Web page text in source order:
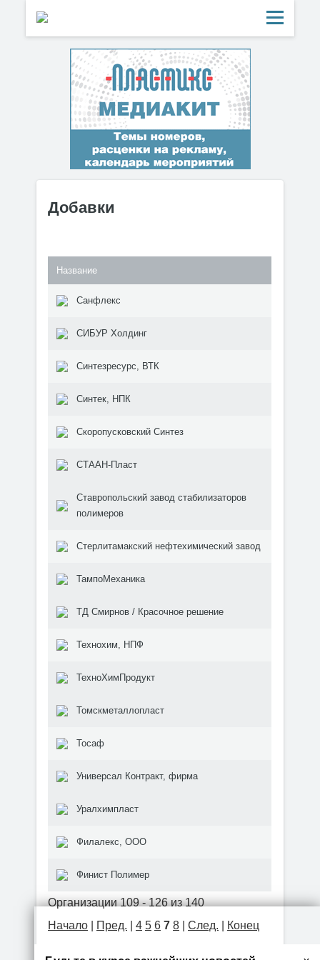
Добавки
Название
Санфлекс
СИБУР Холдинг
Синтезресурс, ВТК
Синтек, НПК
Скоропусковский Синтез
СТААН-Пласт
Ставропольский завод стабилизаторов
полимеров
Стерлитамакский нефтехимический завод
ТампоМеханика
ТД Смирнов / Красочное решение
Технохим, НПФ
ТехноХимПродукт
Томскметаллопласт
Тосаф
Универсал Контракт, фирма
Уралхимпласт
Филалекс, ООО
Финист Полимер
Организации 109 - 126 из 140
Начало
Пред. 4 5 6 7 8 След. Конец